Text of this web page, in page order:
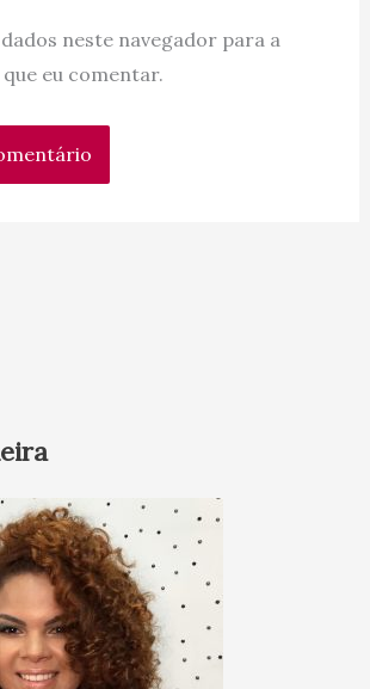
neste navegador para a
eu comentar.